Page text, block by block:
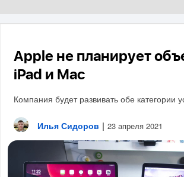
Apple не планирует
iPad и Mac
Компания будет развивать обе категории
Илья Сидоров | 23 апреля 2021